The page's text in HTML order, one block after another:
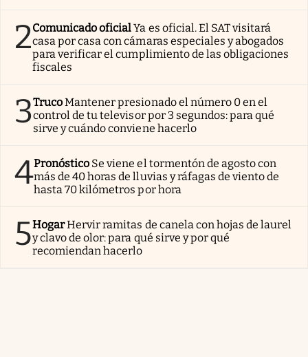
2Comunicado oficialYa es oficial. El SAT visitará
casa por casa con cámaras especiales y abogados
para verificar el cumplimiento de las obligaciones
fiscales
3TrucoMantener presionado el número 0 en el
control de tu televisor por 3 segundos: para qué
sirve y cuándo conviene hacerlo
4Pronóstico Se viene el tormentón de agosto con
más de 40 horas de lluvias y ráfagas de viento de
hasta 70 kilómetros por hora
5HogarHervir ramitas de canela con hojas de laurel
y clavo de olor: para qué sirve y por qué
recomiendan hacerlo